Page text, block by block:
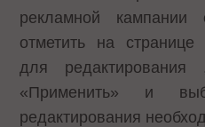
рекламной кампании
отметить на
для
«Применить» и
редактирования